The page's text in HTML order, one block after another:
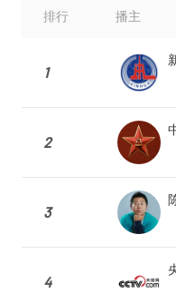
排行 播主
1
2
3
4